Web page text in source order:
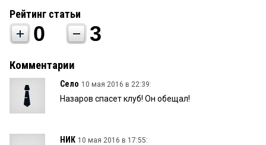
Рейтинг статьи
0 3
Комментарии
Село 10 мая 2016 в 22:39:
Назаров спасет клуб! Он обещал!
НИК 10 мая 2016 в 17:55: